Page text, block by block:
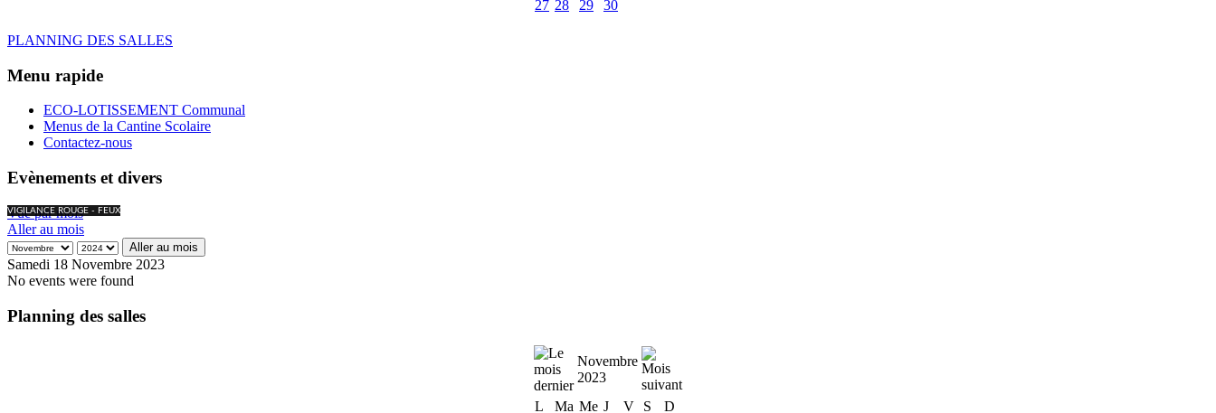
27 28 29 30
PLANNING DES SALLES
Menu rapide
ECO-LOTISSEMENT Communal
Menus de la Cantine Scolaire
Contactez-nous
Evènements et divers
VIGILANCE ROUGE - FEUX
Vue par mois
Aller au mois
Aller au mois
Samedi 18 Novembre 2023
No events were found
Planning des salles
Novembre
2023
L
Ma Me J V S
D